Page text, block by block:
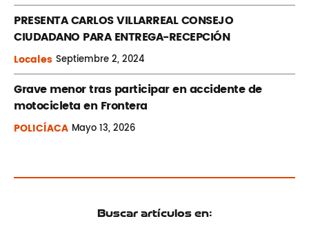
PRESENTA CARLOS VILLARREAL CONSEJO
CIUDADANO PARA ENTREGA-RECEPCIÓN
Locales Septiembre2, 2024
Grave menor tras participar en accidente de
motocicleta en Frontera
POLICÍACA Mayo13, 2026
Buscar artículos en: